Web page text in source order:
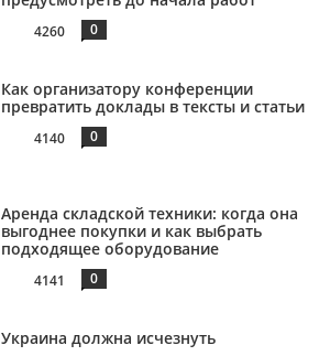
4260 0
Как организатору конференции
превратить доклады в тексты и статьи
4140 0
Аренда складской техники: когда она
выгоднее покупки и как выбрать
подходящее оборудование
4141 0
Украина должна исчезнуть